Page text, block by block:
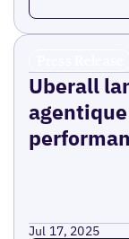
Uberall
Jul 17, 2025